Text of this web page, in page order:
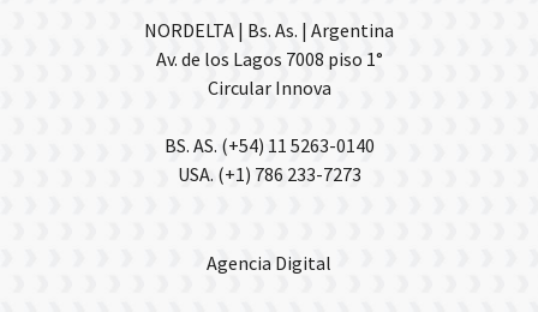
NORDELTA | Bs. As. | Argentina
Av. de los Lagos 7008 piso 1°
Circular Innova
BS. AS. (+54) 11 5263-0140
USA. (+1) 786 233-7273
Agencia Digital